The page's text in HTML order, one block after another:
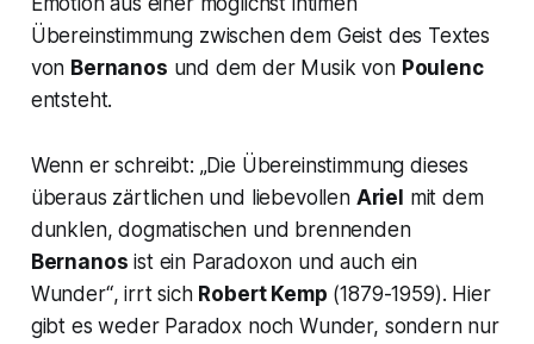
Übereinstimmung zwischen dem Geist des Textes
von Bernanos und dem der Musik von Poulenc
entsteht.
Wenn er schreibt: „Die Übereinstimmung dieses
überaus zärtlichen und liebevollen Ariel mit dem
dunklen, dogmatischen und brennenden
Bernanos ist ein Paradoxon und auch ein
Wunder“, irrt sich Robert Kemp (1879-1959). Hier
gibt es weder Paradox noch Wunder, sondern nur